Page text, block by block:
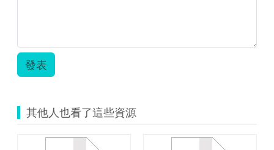
發表
其他人也看了這些資源